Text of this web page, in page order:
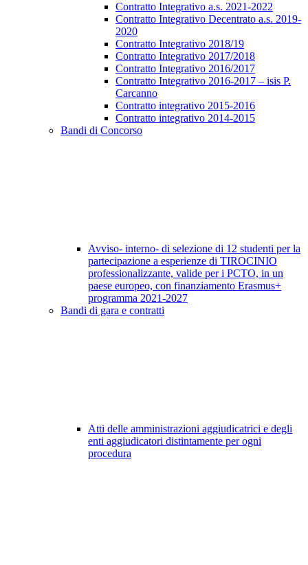
Contratto Integrativo a.s. 2021-2022
Contratto Integrativo Decentrato a.s. 2019-
2020
Contratto Integrativo 2018/19
Contratto Integrativo 2017/2018
Contratto Integrativo 2016/2017
Contratto Integrativo 2016-2017 – isis P.
Carcanno
Contratto integrativo 2015-2016
Contratto integrativo 2014-2015
Bandi di Concorso
Avviso- interno- di selezione di 12 studenti per la
partecipazione a esperienze di TIROCINIO
professionalizzante, valide per i PCTO, in un
paese europeo, con finanziamento Erasmus+
programma 2021-2027
Bandi di gara e contratti
Atti delle amministrazioni aggiudicatrici e degli
enti aggiudicatori distintamente per ogni
procedura